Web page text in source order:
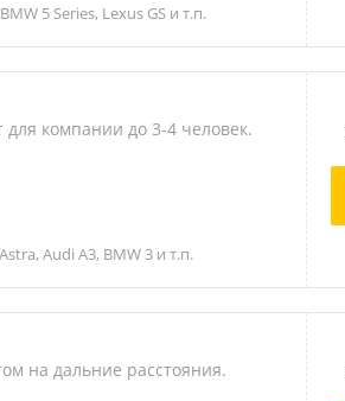
5 Series, Lexus GS и т.п.
компании до 3-4 человек.
Audi A3, BMW 3 и т.п.
на дальние расстояния.